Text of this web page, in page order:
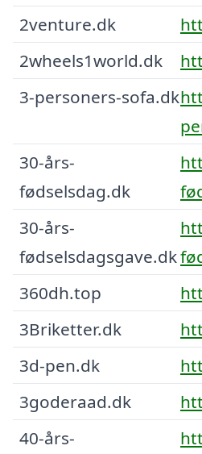
2venture.dk
2wheels1world.dk
3-personers-sofa.dk
30-års-
fødselsdag.dk
30-års-
fødselsdagsgave.dk
360dh.top
3Briketter.dk
3d-pen.dk
3goderaad.dk
40-års-